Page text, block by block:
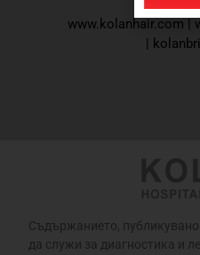
www.kolanhair.com |
|
Съдържанието,
да служи за диагностика и